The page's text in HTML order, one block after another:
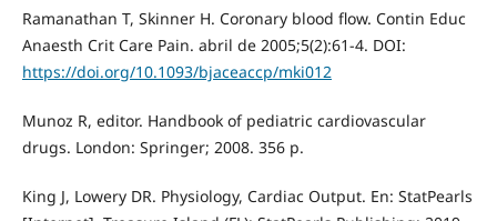
Ramanathan T, Skinner H. Coronary blood flow. Contin Educ
Anaesth Crit Care Pain. abril de 2005;5(2):61-4. DOI:
https://doi.org/10.1093/bjaceaccp/mki012
Munoz R, editor. Handbook of pediatric cardiovascular
drugs. London: Springer; 2008. 356 p.
King J, Lowery DR. Physiology, Cardiac Output. En: StatPearls